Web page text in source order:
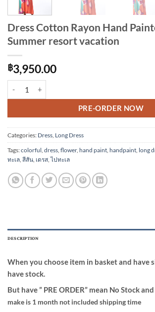
Dress Cotton Rayon Hand
Summer resort vacation
฿3,950.00
PRE-ORDER NOW
Categories: Dress Long Dress
Tags:colorful dress flower, hand paint handpaint long
ทะเล สีสัน เดรส ,ไปทะเล
DESCRIPTION
When you choose item in basket and have
have stock.
But have ” PRE ORDER” mean No Stock and
make is 1 month not included shipping time